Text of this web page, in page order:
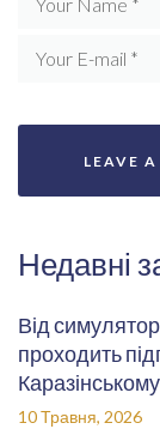
Недавні
Від
проходить
Каразінському
10 Травня, 2026